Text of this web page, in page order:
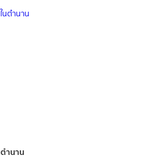
ำนาน